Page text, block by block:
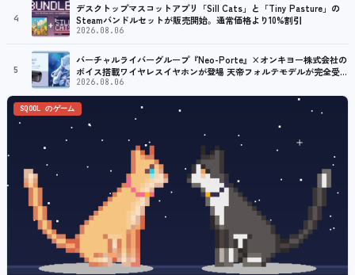
4
デスクトップマスコットアプリ「Sill Cats」と「Tiny Pasture」の
Steamバンドルセットが販売開始。通常価格より10%割引
2026.08.06
5
バーチャルライバーグループ『Neo-Porte』×オンキヨー株式会社の
ボイス搭載ワイヤレスイヤホンが登場 天帝フォルテモデルが完全受注
生産で販売決定！ ８月７日（金）15：00から受注開始
2026.08.06
SQOOL のゲーム